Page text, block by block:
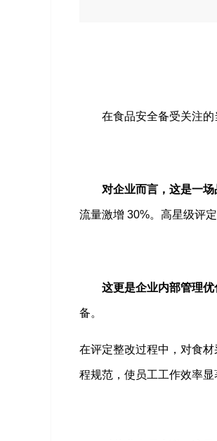
在食品安全备受关注
对企业而言，这是一
流量激增 30%。高星级评
这更是企业内部管理
备。
在评定整改过程中，对食
程规范，使员工工作效率